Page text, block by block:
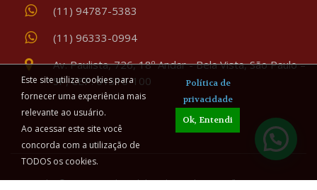
(11) 94787-5383
(11) 96333-0994
Av. Paulista, 726, 18º Andar - Bela Vista, São Paulo –
SP, CEP: 01310-100
Copyright © 2026 Sandra Vilela Advogada - Família & Sucessões
Este site utiliza cookies para
fornecer uma experiência mais
relevante ao usuário.
Ao acessar este site você
concorda com a utilização de
TODOS os cookies.
Política de
privacidade
Ok, Entendi